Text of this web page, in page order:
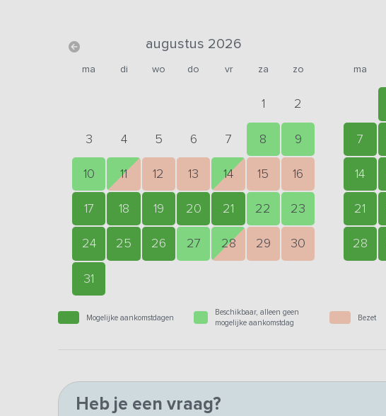
augustus 2026
ma di wo do vr za zo
1 2
3 4 5 6 7 8 9
10 11 12 13 14 15 16
17 18 19 20 21 22 23
24 25 26 27 28 29 30
31
ma
7
14
21
28
Mogelijke aankomstdagen
Beschikbaar, alleen geen
mogelijke aankomstdag
Bezet
Heb je een vraag?